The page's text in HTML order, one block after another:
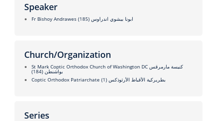
Speaker
Fr Bishoy Andrawes ابونا بيشوي اندراوس (185)
Church/Organization
St Mark Coptic Orthodox Church of Washington DC كنيسة مارمرقس
بواشنطن (184)
Coptic Orthodox Patriarchate بطريركية الأقباط الأرثوذكس (1)
Series